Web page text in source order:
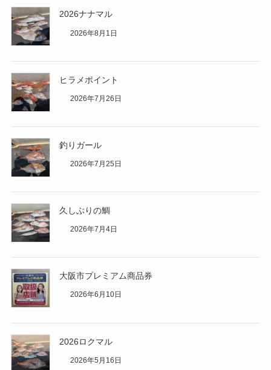
2026ナナマル
2026年8月1日
ヒラメポイント
2026年7月26日
釣りガール
2026年7月25日
久しぶりの鯛
2026年7月4日
大阪市プレミアム商品券
2026年6月10日
2026ロクマル
2026年5月16日